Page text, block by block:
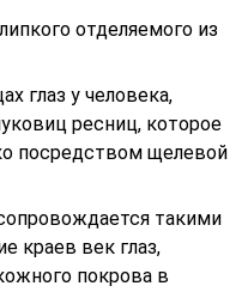
отделяемого из
глаз у человека,
ресниц, которое
посредством щелевой
такими
краев век глаз,
покрова в